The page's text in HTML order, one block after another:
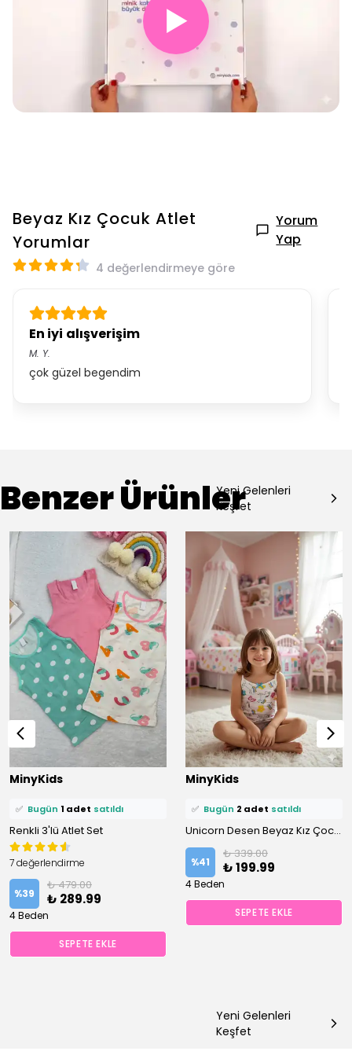
▶
Beyaz Kız Çocuk Atlet
Yorumlar
Yorum
Yap
4 değerlendirmeye göre
En iyi alışverişim
M. Y.
çok güzel begendim
Benzer ÜrünlerYeni Gelenleri
Keşfet
MinyKids
⭐️ Bu ürünü2 kişifavoriledi!
2 kişi
✅ Bugün 1 adet satıldı
Renkli 3'lü Atlet Set
7 değerlendirme
%39
₺ 479.00
₺ 289.99
4 Beden
SEPETE EKLE
MinyKids
⭐️ Bu ürünü3 kişifavoriledi!
2 kişi
✅ Bugün 2 adet satıldı
Unicorn Desen Beyaz Kız Çocuk Atlet
%41
₺ 339.00
₺ 199.99
4 Beden
SEPETE EKLE
Yeni Gelenleri
Keşfet